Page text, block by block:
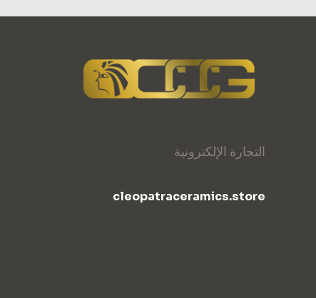
التجارة الإلكترونية
cleopatraceramics.store